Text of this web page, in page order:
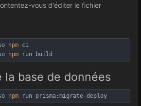
vous d'éditer le fichier
npm ci
npm run build
la base de données
npm run prisma:migrate-deploy